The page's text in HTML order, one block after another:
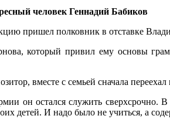
человек Геннадий Бабиков
пришел полковник в отставке
который привил ему основы
вместе с семьей сначала
он остался служить
детей. И надо было не учиться, а